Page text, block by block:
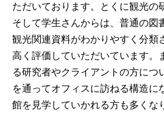
ただいております。とくに観光の
そして学生さんからは、普通の図
観光関連資料がわかりやすく分類
高く評価していただいています。
る研究者やクライアントの方につ
を通ってオフィスに訪ねる構造に
館を見学していかれる方も多くな